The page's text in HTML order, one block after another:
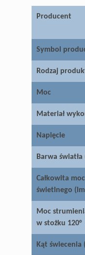
Producent
Symbol
Rodzaj
Moc
Materiał
Napięcie
Barwa światła
Całkowita
świetlnego
Moc
w stożku 120°
Kąt świecenia